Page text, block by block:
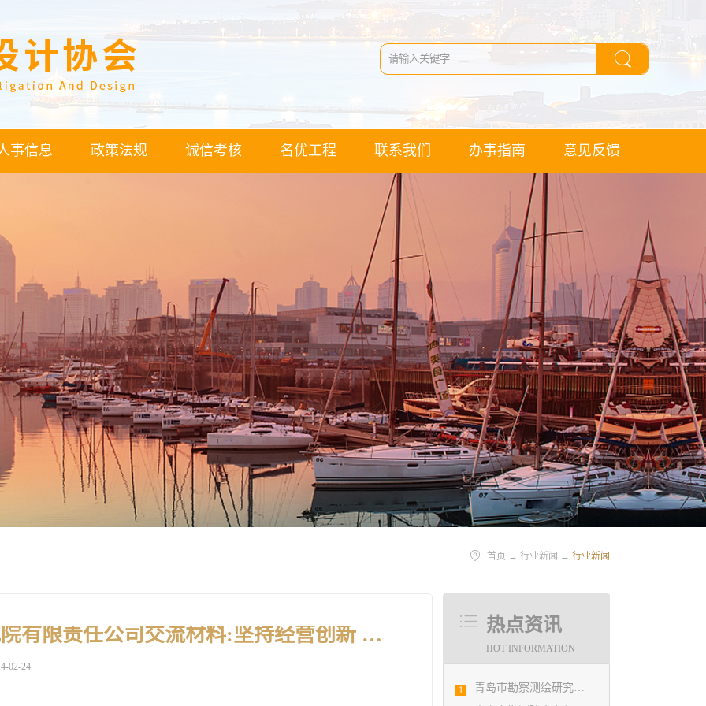
事信息 政策法规 诚信考核 名优工程 联系我们 办事指南 意见反馈
首页 → 行业新闻 → 行业新闻
热点资讯
HOT INFORMATION
1
青岛市勘察测绘研究院参加第29届国际制图大会并荣获3项国际大奖
青岛市市政工程设计研究院有限责任公司交流材料:坚持经营创新 持续提升质量 建一流设计院
02-24